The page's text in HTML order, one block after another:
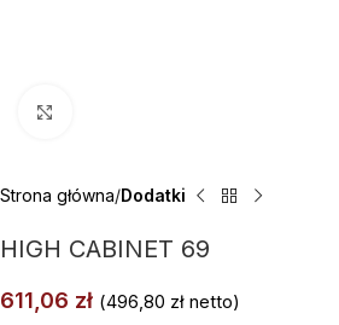
Strona główna Dodatki
HIGH CABINET 69
611,06 zł (496,80 zł netto)